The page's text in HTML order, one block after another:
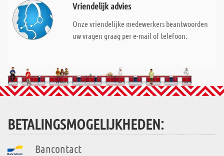
Vriendelijk advies
Onze vriendelijke medewerkers beantwoorden
uw vragen graag per e-mail of telefoon.
BETALINGSMOGELIJKHEDEN:
Bancontact